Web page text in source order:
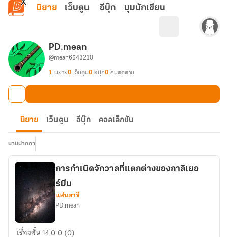
ข้ามไปยังเนื้อหาหลัก
นิยาย เว็บตูน อีบุ๊ก มุมนักเขียน
PD.mean
@mean6543210
1 นิยาย0 เว็บตูน0 อีบุ๊ก0 คนติดตาม
นิยาย เว็บตูน อีบุ๊ก คอลเล็กชัน
นามปากกา
การ
การกำเนิดจักวาลที่แตกต่างของกาลิเยอ
ร์มีน
แฟนตาซี
PD.mean
เรื่องสั้น1400 (0)